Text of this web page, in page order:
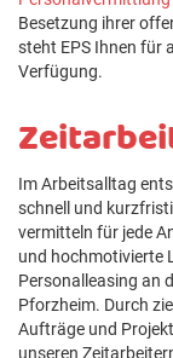
Besetzung ihrer
steht EPS Ihnen für
Verfügung.
Im Arbeitsalltag
schnell und
vermitteln für jede
und hochmotivierte
Personalleasing an
Pforzheim. Durch
Aufträge und
unseren